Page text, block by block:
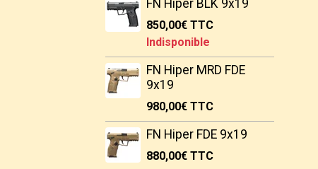
FN Hiper BLK 9x19
850,00€TTC
Indisponible
FN Hiper MRD FDE
9x19
980,00€TTC
FN Hiper FDE 9x19
880,00€TTC